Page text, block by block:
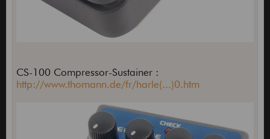
CS-100 Compressor-Sustainer :
http://www.thomann.de/fr/harle(...)0.htm